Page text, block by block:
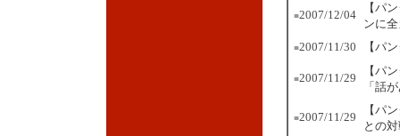
■2007/12/04
【パ
ンに
■2007/11/30 【パ
■2007/11/29
【パ
「話
■2007/11/29
【パ
との